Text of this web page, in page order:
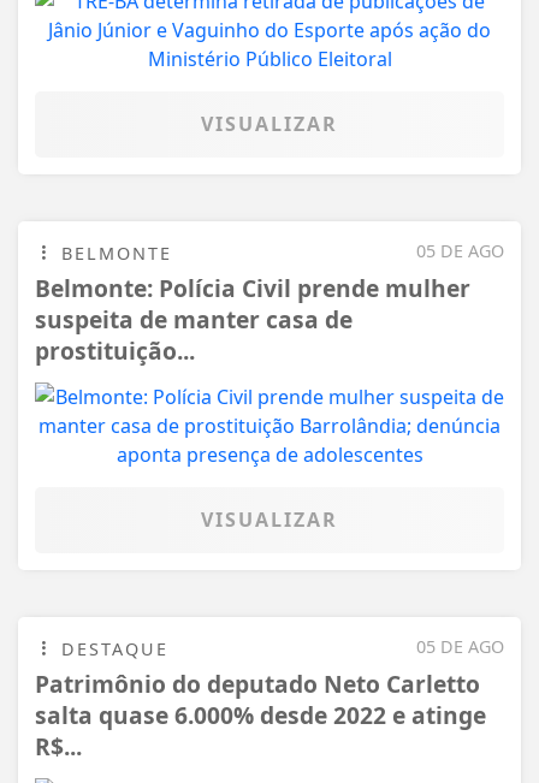
VISUALIZAR
05 DE AGO
BELMONTE
Belmonte: Polícia Civil prende mulher
suspeita de manter casa de
prostituição...
VISUALIZAR
05 DE AGO
DESTAQUE
Patrimônio do deputado Neto Carletto
salta quase 6.000% desde 2022 e atinge
R$...